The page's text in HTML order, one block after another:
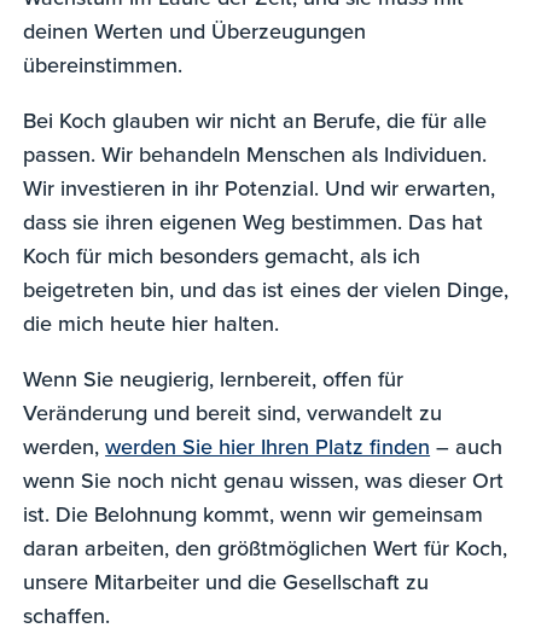
deinen Werten und Überzeugungen
übereinstimmen.
Bei Koch glauben wir nicht an Berufe, die für alle
passen. Wir behandeln Menschen als Individuen.
Wir investieren in ihr Potenzial. Und wir erwarten,
dass sie ihren eigenen Weg bestimmen. Das hat
Koch für mich besonders gemacht, als ich
beigetreten bin, und das ist eines der vielen Dinge,
die mich heute hier halten.
Wenn Sie neugierig, lernbereit, offen für
Veränderung und bereit sind, verwandelt zu
werden,werden Sie hier Ihren Platz finden – auch
wenn Sie noch nicht genau wissen, was dieser Ort
ist. Die Belohnung kommt, wenn wir gemeinsam
daran arbeiten, den größtmöglichen Wert für Koch,
unsere Mitarbeiter und die Gesellschaft zu
schaffen.